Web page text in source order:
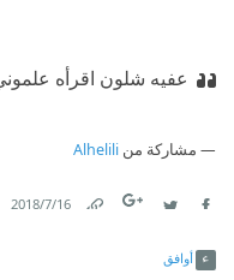
عفيه شلون اقرأه
مشاركة من Alhelili
16‏/7‏/2018
أوافق